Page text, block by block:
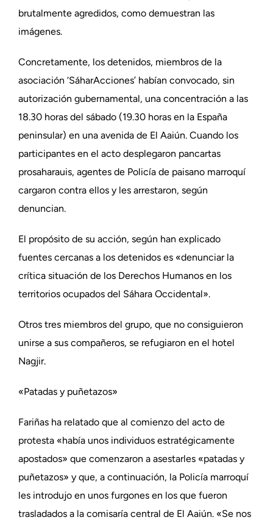
brutalmente agredidos, como demuestran las
imágenes.
Concretamente, los detenidos, miembros de la
asociación ‘SáharAcciones’ habían convocado, sin
autorización gubernamental, una concentración a las
18.30 horas del sábado (19.30 horas en la España
peninsular) en una avenida de El Aaiún. Cuando los
participantes en el acto desplegaron pancartas
prosaharauis, agentes de Policía de paisano marroquí
cargaron contra ellos y les arrestaron, según
denuncian.
El propósito de su acción, según han explicado
fuentes cercanas a los detenidos es «denunciar la
crítica situación de los Derechos Humanos en los
territorios ocupados del Sáhara Occidental».
Otros tres miembros del grupo, que no consiguieron
unirse a sus compañeros, se refugiaron en el hotel
Nagjir.
«Patadas y puñetazos»
Fariñas ha relatado que al comienzo del acto de
protesta «había unos individuos estratégicamente
apostados» que comenzaron a asestarles «patadas y
puñetazos» y que, a continuación, la Policía marroquí
les introdujo en unos furgones en los que fueron
trasladados a la comisaría central de El Aaiún. «Se nos